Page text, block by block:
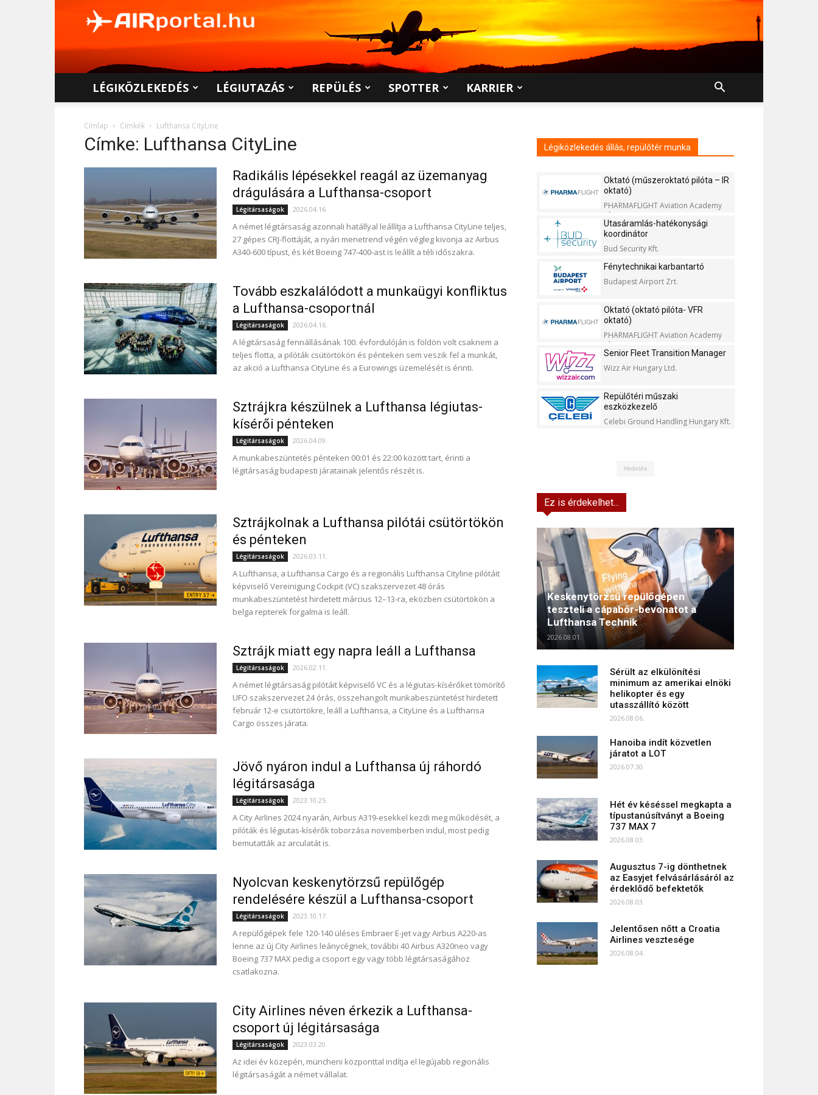
LÉGIKÖZLEKEDÉS LÉGIUTAZÁS REPÜLÉS SPOTTER KARRIER
Címlap Címkék Lufthansa CityLine
Címke: Lufthansa CityLine
Radikális lépésekkel reagál az üzemanyag
drágulására a Lufthansa-csoport
Légitársaságok 2026.04.16.
A német légitársaság azonnali hatállyal leállítja a Lufthansa CityLine teljes,
27 gépes CRJ-flottáját, a nyári menetrend végén végleg kivonja az Airbus
A340-600 típust, és két Boeing 747-400-ast is leállít a téli időszakra.
Tovább eszkalálódott a munkaügyi konfliktus
a Lufthansa-csoportnál
Légitársaságok 2026.04.16.
A légitársaság fennállásának 100. évfordulóján is földön volt csaknem a
teljes flotta, a pilóták csütörtökön és pénteken sem veszik fel a munkát,
az akció a Lufthansa CityLine és a Eurowings üzemelését is érinti.
Sztrájkra készülnek a Lufthansa légiutas-
kísérői pénteken
Légitársaságok 2026.04.09.
A munkabeszüntetés pénteken 00:01 és 22:00 között tart, érinti a
légitársaság budapesti járatainak jelentős részét is.
Sztrájkolnak a Lufthansa pilótái csütörtökön
és pénteken
Légitársaságok 2026.03.11.
A Lufthansa, a Lufthansa Cargo és a regionális Lufthansa Cityline pilótáit
képviselő Vereinigung Cockpit (VC) szakszervezet 48 órás
munkabeszüntetést hirdetett március 12–13-ra, eközben csütörtökön a
belga repterek forgalma is leáll.
Sztrájk miatt egy napra leáll a Lufthansa
Légitársaságok 2026.02.11.
A német légitársaság pilótáit képviselő VC és a légiutas-kísérőket tömörítő
UFO szakszervezet 24 órás, összehangolt munkabeszüntetést hirdetett
február 12-e csütörtökre, leáll a Lufthansa, a CityLine és a Lufthansa
Cargo összes járata.
Jövő nyáron indul a Lufthansa új ráhordó
légitársasága
Légitársaságok 2023.10.25.
A City Airlines 2024 nyarán, Airbus A319-esekkel kezdi meg működését, a
pilóták és légiutas-kísérők toborzása novemberben indul, most pedig
bemutatták az arculatát is.
Nyolcvan keskenytörzsű repülőgép
rendelésére készül a Lufthansa-csoport
Légitársaságok 2023.10.17.
A repülőgépek fele 120-140 üléses Embraer E-jet vagy Airbus A220-as
lenne az új City Airlines leánycégnek, további 40 Airbus A320neo vagy
Boeing 737 MAX pedig a csoport egy vagy több légitársaságához
csatlakozna.
City Airlines néven érkezik a Lufthansa-
csoport új légitársasága
Légitársaságok 2023.03.20.
Az idei év közepén, müncheni központtal indítja el legújabb regionális
légitársaságát a német vállalat.
Légiközlekedés állás, repülőtér munka
Oktató (műszeroktató pilóta – IR
oktató)
PHARMAFLIGHT Aviation Academy
Kft.
Utasáramlás-hatékonysági
koordinátor
Bud Security Kft.
Fénytechnikai karbantartó
Budapest Airport Zrt.
Oktató (oktató pilóta- VFR
oktató)
PHARMAFLIGHT Aviation Academy
Kft.
Senior Fleet Transition Manager
Wizz Air Hungary Ltd.
Repülőtéri műszaki
eszközkezelő
Celebi Ground Handling Hungary Kft.
Hirdetés
Ez is érdekelhet...
Keskenytörzsű repülőgépen
teszteli a cápabőr-bevonatot a
Lufthansa Technik
2026.08.01.
Sérült az elkülönítési
minimum az amerikai elnöki
helikopter és egy
utasszállító között
2026.08.06.
Hanoiba indít közvetlen
járatot a LOT
2026.07.30.
Hét év késéssel megkapta a
típustanúsítványt a Boeing
737 MAX 7
2026.08.03.
Augusztus 7-ig dönthetnek
az Easyjet felvásárlásáról az
érdeklődő befektetők
2026.08.03.
Jelentősen nőtt a Croatia
Airlines vesztesége
2026.08.04.